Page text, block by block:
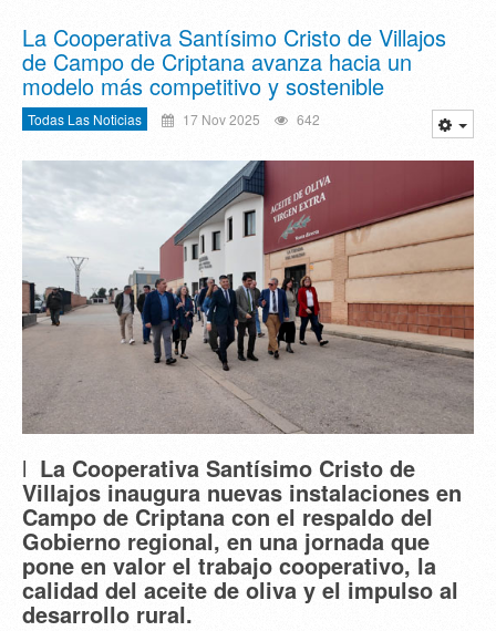
La Cooperativa Santísimo Cristo de Villajos
de Campo de Criptana avanza hacia un
modelo más competitivo y sostenible
Todas Las Noticias 17 Nov 2025 642
l La Cooperativa Santísimo Cristo de
Villajos inaugura nuevas instalaciones en
Campo de Criptana con el respaldo del
Gobierno regional, en una jornada que
pone en valor el trabajo cooperativo, la
calidad del aceite de oliva y el impulso al
desarrollo rural.